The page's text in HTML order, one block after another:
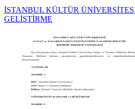
İSTANBUL KÜLTÜR
GELİŞTİRME